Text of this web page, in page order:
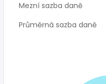
Mezní sazba daně
Průměrná sazba daně